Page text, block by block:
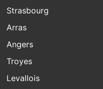
Strasbourg
Arras
Angers
Troyes
Levallois